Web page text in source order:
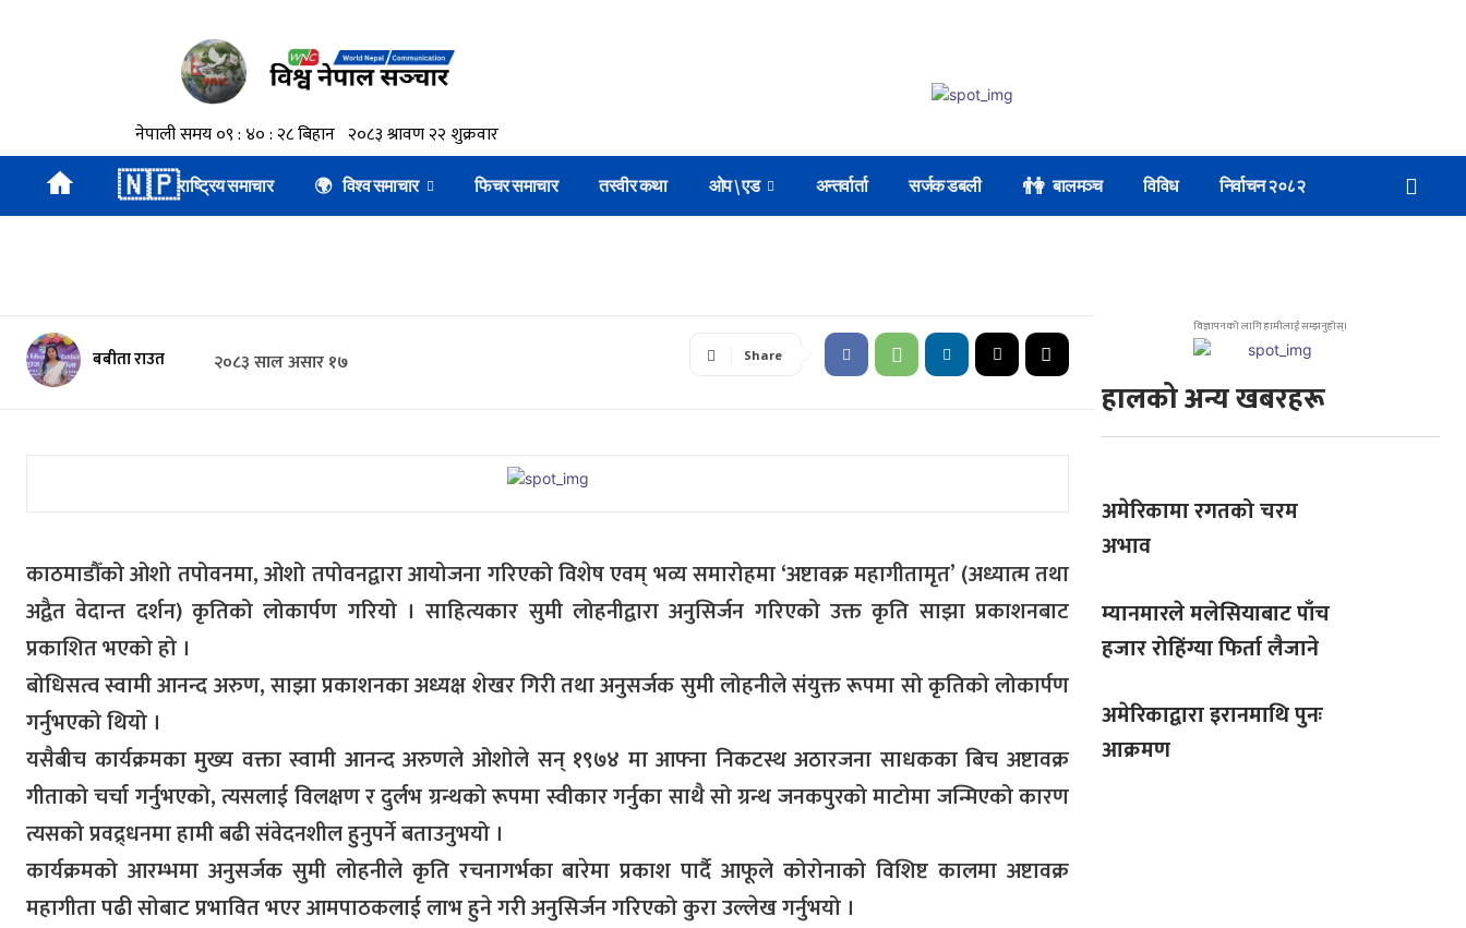
🇳🇵राष्ट्रिय समाचार 🌍 विश्व समाचार फिचर समाचार तस्वीर कथा ओप \ एड अन्तर्वार्ता सर्जक डबली 👫बालमञ्च विविध निर्वाचन २०८२
बबीता राउत २०८३ साल असार १७ Share
काठमाडौँको ओशो तपोवनमा, ओशो तपोवनद्वारा आयोजना गरिएको विशेष एवम् भव्य समारोहमा ‘अष्टावक्र महागीतामृत’ (अध्यात्म तथा
अद्वैत वेदान्त दर्शन) कृतिको लोकार्पण गरियो । साहित्यकार सुमी लोहनीद्वारा अनुसिर्जन गरिएको उक्त कृति साझा प्रकाशनबाट
प्रकाशित भएको हो ।
बोधिसत्व स्वामी आनन्द अरुण, साझा प्रकाशनका अध्यक्ष शेखर गिरी तथा अनुसर्जक सुमी लोहनीले संयुक्त रूपमा सो कृतिको लोकार्पण
गर्नुभएको थियो ।
यसैबीच कार्यक्रमका मुख्य वक्ता स्वामी आनन्द अरुणले ओशोले सन् १९७४ मा आफ्ना निकटस्थ अठारजना साधकका बिच अष्टावक्र
गीताको चर्चा गर्नुभएको, त्यसलाई विलक्षण र दुर्लभ ग्रन्थको रूपमा स्वीकार गर्नुका साथै सो ग्रन्थ जनकपुरको माटोमा जन्मिएको कारण
त्यसको प्रवद्र्धनमा हामी बढी संवेदनशील हुनुपर्ने बताउनुभयो ।
कार्यक्रमको आरम्भमा अनुसर्जक सुमी लोहनीले कृति रचनागर्भका बारेमा प्रकाश पार्दै आफूले कोरोनाको विशिष्ट कालमा अष्टावक्र
महागीता पढी सोबाट प्रभावित भएर आमपाठकलाई लाभ हुने गरी अनुसिर्जन गरिएको कुरा उल्लेख गर्नुभयो ।
विज्ञापनको लागि हामीलाई सम्झनुहोस्।
हालको अन्य खबरहरू
अमेरिकामा रगतको चरम
अभाव
म्यानमारले मलेसियाबाट पाँच
हजार रोहिंग्या फिर्ता लैजाने
अमेरिकाद्वारा इरानमाथि पुनः
आक्रमण